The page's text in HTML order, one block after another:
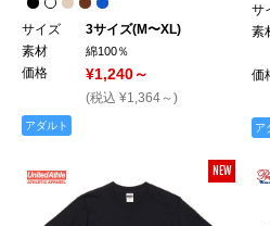
サイズ
3サイズ(M〜XL)
素材
綿100％
価格 ¥1,240～
(税込 ¥1,364～)
アダルト
サ
素
価
ア
NEW